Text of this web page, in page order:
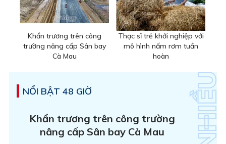
Khẩn trương trên công
trường nâng cấp Sân bay
Cà Mau
Thạc sĩ trẻ khởi nghiệp với
mô hình nấm rơm tuần
hoàn
NỔI BẬT 48 GIỜ
Khẩn trương trên công trường
nâng cấp Sân bay Cà Mau